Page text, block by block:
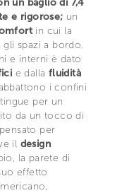
e rigorose; un
in cui la
spazi a bordo.
e interni è dato
e dalla fluidità
i confini
per un
da un tocco di
per
il design
la parete di
effetto